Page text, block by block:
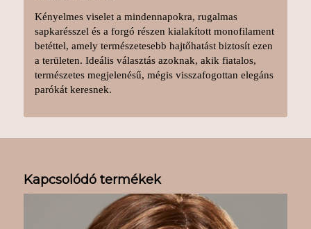
Kényelmes viselet a mindennapokra, rugalmas
sapkarésszel és a forgó részen kialakított monofilament
betéttel, amely természetesebb hajtőhatást biztosít ezen
a területen. Ideális választás azoknak, akik fiatalos,
természetes megjelenésű, mégis visszafogottan elegáns
parókát keresnek.
Kapcsolódó termékek